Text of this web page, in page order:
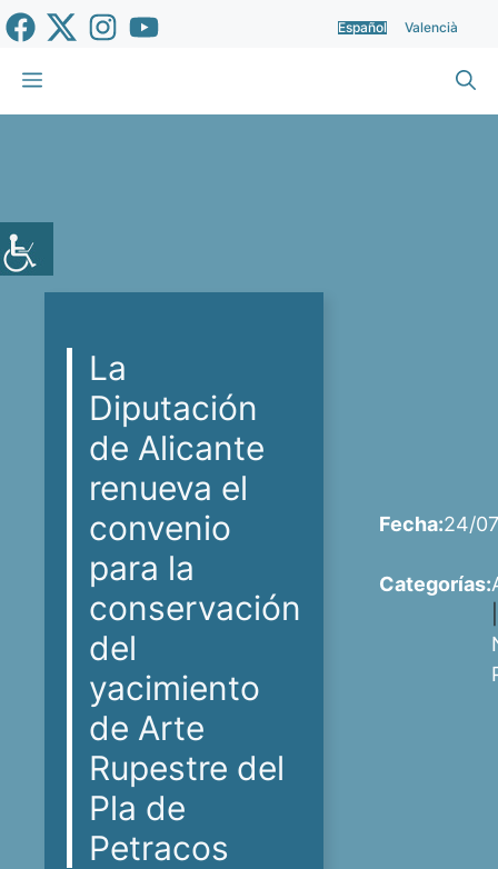
Saltar
al
contenido
Español Valencià
Menú
La
Diputación
de Alicante
renueva el
convenio
para la
conservación
del
yacimiento
de Arte
Rupestre del
Pla de
Petracos
Fecha:24/
Categorías: